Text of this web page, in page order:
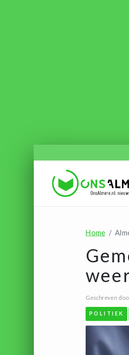
Home
Geschreven
POLITIEK